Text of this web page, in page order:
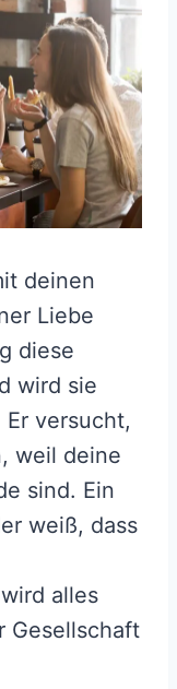
deinen
Liebe
diese
wird sie
versucht,
weil deine
sind. Ein
weiß, dass
alles
Gesellschaft